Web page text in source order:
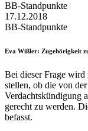
BB-Standpunkte
17.12.2018
BB-Standpunkte
Eva Wißler: Zugehörigkeit
Bei dieser Frage wird
stellen, ob die von
Verdachtskündigung
gerecht zu werden.
befasst.